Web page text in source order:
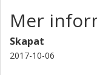
Mer
Skapat
2017-10-06